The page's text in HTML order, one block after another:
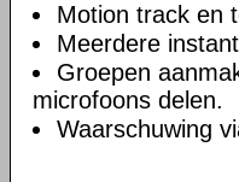
Motion track en
Meerdere
Groepen
microfoons delen.
Waarschuwing